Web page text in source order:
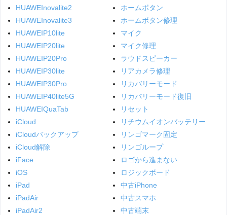
HUAWEInovalite2
HUAWEInovalite3
HUAWEIP10lite
HUAWEIP20lite
HUAWEIP20Pro
HUAWEIP30lite
HUAWEIP30Pro
HUAWEIP40lite5G
HUAWEIQuaTab
iCloud
iCloudバックアップ
iCloud解除
iFace
iOS
iPad
iPadAir
iPadAir2
ホームボタン
ホームボタン修理
マイク
マイク修理
ラウドスピーカー
リアカメラ修理
リカバリーモード
リカバリーモード復旧
リセット
リチウムイオンバッテリー
リンゴマーク固定
リンゴループ
ロゴから進まない
ロジックボード
中古iPhone
中古スマホ
中古端末